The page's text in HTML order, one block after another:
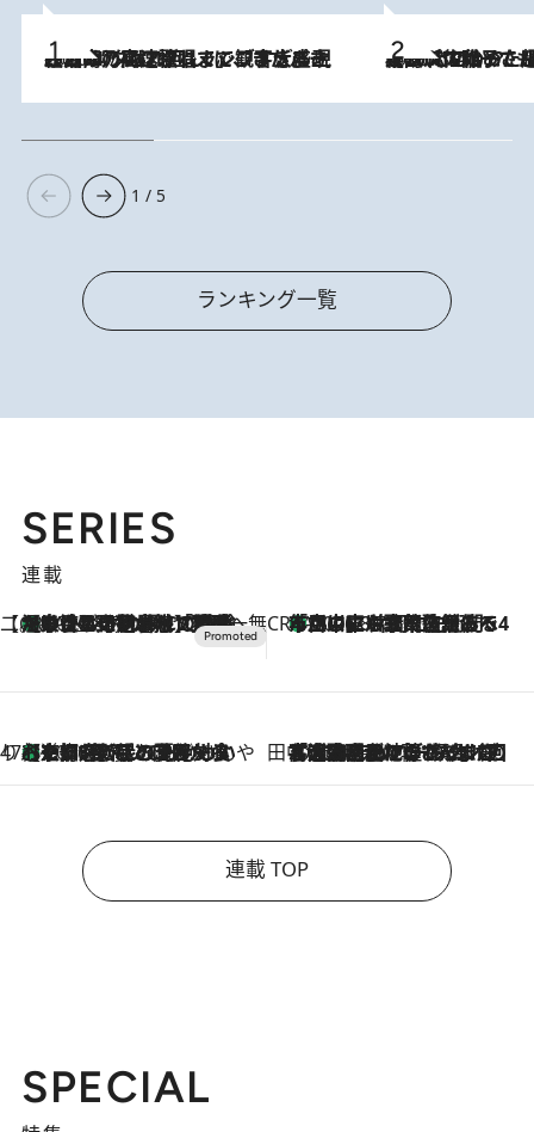
2026.8.7
「湘南乃風に憧れて」観客大盛上がりの“タオル回し”に、ラッパー顔負けの高速歌唱まで…さだまさし（74）のアグレッシブすぎる現在地 2026.8.5
【阿川佐和子さんの年とる力】なぜ70代で始めた趣味は“こんなに楽しい”のか？ ピアノ、俳句…スランプに陥っても続けられる“ある秘訣”とは
1 / 5
ランキング一覧
SERIES
連載
【CREA×星野リゾート】唯一無二。癒しと発見が待つ場所へ
2026.8.7
【トンボの足水浴】ヒノキの香りに包まれて涼感マックス！約13℃の湧水かけ流しを避暑地「星野温泉 トンボの湯」で体験 CREA'S CHOICE
2026.8.7
「立川にも歌舞伎があるんだよ」 片岡仁左衛門・市川中車ら豪華座組みで4年目の立川立飛歌舞伎へ
47都道府県の手みやげ ひんやりスイーツで夏を満喫
2026.8.7
【京都府】この夏絶対食べたい 冷やしておいしいおやつ3選 ひと口目から心を掴む新緑のテリーヌ 田中稲の勝手に再ブーム
2026.8.7
「湘南乃風に憧れて」観客大盛上がりの“タオル回し”に、ラッパー顔負けの高速歌唱まで…さだまさし（74）のアグレッシブすぎる現在地
連載 TOP
SPECIAL